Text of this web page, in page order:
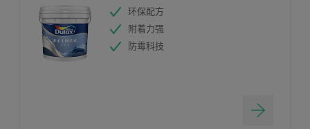
环保配方
附着力强
防霉科技